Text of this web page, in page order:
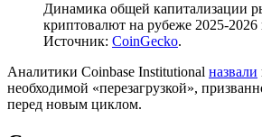
Динамика общей капитализации
криптовалют на рубеже 2025-2026
Источник: CoinGecko.
Аналитики Coinbase Institutional назвали
необходимой «перезагрузкой»,
перед новым циклом.